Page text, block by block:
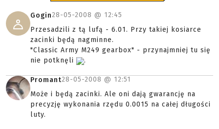
Gogin28-05-2008 @ 12:45
Przesadzili z tą lufą - 6.01. Przy takiej kosiarce
zacinki będą nagminne.
"Classic Army M249 gearbox" - przynajmniej tu się
nie potknęli
.
Promant28-05-2008 @ 12:51
Może i będą zacinki. Ale oni dają gwarancję na
precyzję wykonania rzędu 0.0015 na całej długości
luty.